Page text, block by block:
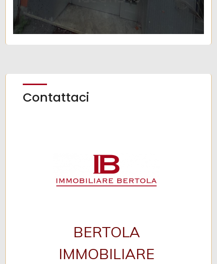
Contattaci
BERTOLA
IMMOBILIARE